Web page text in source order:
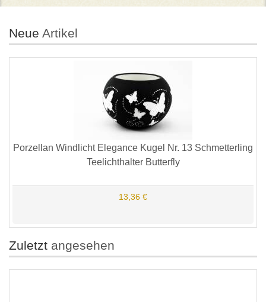
Neue Artikel
Porzellan Windlicht Elegance Kugel Nr. 13 Schmetterling
Teelichthalter Butterfly
13,36 €
Zuletzt angesehen